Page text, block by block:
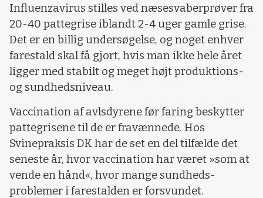
Influenzavirus stilles ved næsesvaberprøver fra
20-40 pattegrise iblandt 2-4 uger gamle grise.
Det er en billig undersøgelse, og noget enhver
farestald skal få gjort, hvis man ikke hele året
ligger med stabilt og meget højt produktions-
og sundhedsniveau.
Vaccination af avlsdyrene før faring beskytter
pattegrisene til de er fravænnede. Hos
Svinepraksis DK har de set en del tilfælde det
seneste år, hvor vaccination har været »som at
vende en hånd«, hvor mange sundheds-
problemer i farestalden er forsvundet.